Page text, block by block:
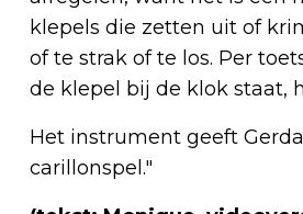
klepels die zetten uit of
of te strak of te los. Per
de klepel bij de klok staat,
Het instrument geeft
carillonspel."